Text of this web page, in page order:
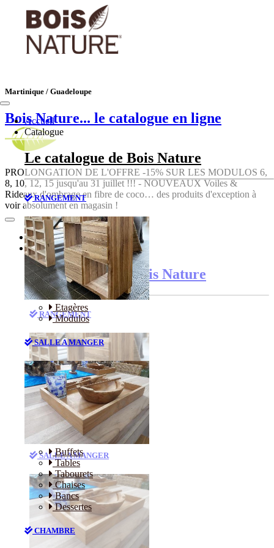
Martinique / Guadeloupe
Bois Nature... le catalogue en ligne
PROLONGATION DE L'OFFRE -15% SUR LES MODULOS 6,
8, 10, 12, 15 jusqu'au 31 juillet !!! - NOUVEAUX Voiles &
Rideaux d'ombrage en fibre de coco… des produits d'exception à
voir absolument en magasin !
Accueil
Catalogue
Le catalogue de Bois Nature
RANGEMENT
Etagères
Modulos
SALLE A MANGER
Buffets
Tables
Tabourets
Chaises
Bancs
Dessertes
CHAMBRE
Accueil
Catalogue
Le catalogue de Bois Nature
RANGEMENT
Etagères
Modulos
SALLE A MANGER